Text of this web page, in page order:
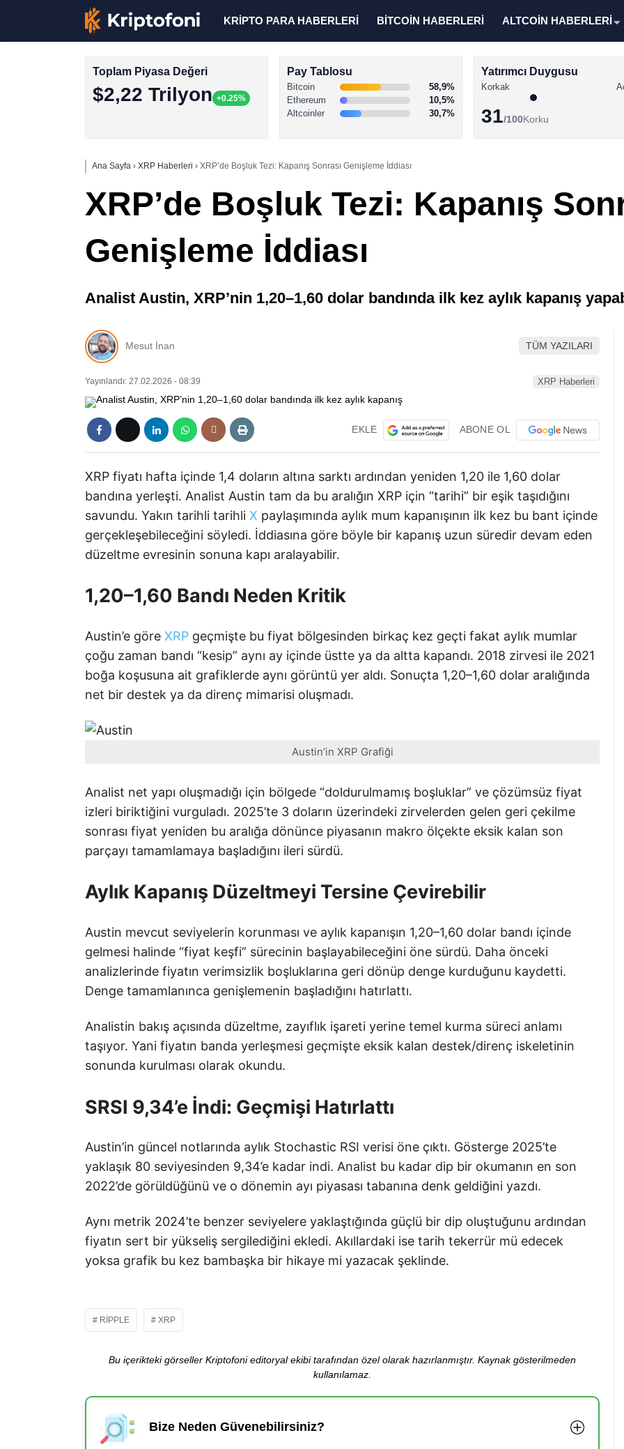
KRİPTO PARA HABERLERİ BİTCOİN HABERLERİ ALTCOİN HABERLERİ
Toplam Piyasa Değeri
$2,22 Trilyon +0.25%
Pay Tablosu
Bitcoin
58,9%
Ethereum
10,5%
Altcoinler
30,7%
Yatırımcı Duygusu
Korkak
31/100Korku
Ana Sayfa › XRP Haberleri › XRP’de Boşluk Tezi: Kapanış Sonrası Genişleme İddiası
XRP’de Boşluk Tezi: Kapanış
Genişleme İddiası
Analist Austin, XRP’nin 1,20–1,60 dolar bandında ilk kez aylık kapanış
Mesut İnan TÜM YAZILARI
Yayınlandı: 27.02.2026 - 08:39 XRP Haberleri
EKLE ABONE OL
XRP fiyatı hafta içinde 1,4 doların altına sarktı ardından yeniden 1,20 ile 1,60 dolar
bandına yerleşti. Analist Austin tam da bu aralığın XRP için “tarihi” bir eşik taşıdığını
savundu. Yakın tarihli tarihli X paylaşımında aylık mum kapanışının ilk kez bu bant içinde
gerçekleşebileceğini söyledi. İddiasına göre böyle bir kapanış uzun süredir devam eden
düzeltme evresinin sonuna kapı aralayabilir.
1,20–1,60 Bandı Neden Kritik
Austin’e göre XRP geçmişte bu fiyat bölgesinden birkaç kez geçti fakat aylık mumlar
çoğu zaman bandı “kesip” aynı ay içinde üstte ya da altta kapandı. 2018 zirvesi ile 2021
boğa koşusuna ait grafiklerde aynı görüntü yer aldı. Sonuçta 1,20–1,60 dolar aralığında
net bir destek ya da direnç mimarisi oluşmadı.
Austin’in XRP Grafiği
Analist net yapı oluşmadığı için bölgede “doldurulmamış boşluklar” ve çözümsüz fiyat
izleri biriktiğini vurguladı. 2025’te 3 doların üzerindeki zirvelerden gelen geri çekilme
sonrası fiyat yeniden bu aralığa dönünce piyasanın makro ölçekte eksik kalan son
parçayı tamamlamaya başladığını ileri sürdü.
Aylık Kapanış Düzeltmeyi Tersine Çevirebilir
Austin mevcut seviyelerin korunması ve aylık kapanışın 1,20–1,60 dolar bandı içinde
gelmesi halinde “fiyat keşfi” sürecinin başlayabileceğini öne sürdü. Daha önceki
analizlerinde fiyatın verimsizlik boşluklarına geri dönüp denge kurduğunu kaydetti.
Denge tamamlanınca genişlemenin başladığını hatırlattı.
Analistin bakış açısında düzeltme, zayıflık işareti yerine temel kurma süreci anlamı
taşıyor. Yani fiyatın banda yerleşmesi geçmişte eksik kalan destek/direnç iskeletinin
sonunda kurulması olarak okundu.
SRSI 9,34’e İndi: Geçmişi Hatırlattı
Austin’in güncel notlarında aylık Stochastic RSI verisi öne çıktı. Gösterge 2025’te
yaklaşık 80 seviyesinden 9,34’e kadar indi. Analist bu kadar dip bir okumanın en son
2022’de görüldüğünü ve o dönemin ayı piyasası tabanına denk geldiğini yazdı.
Aynı metrik 2024’te benzer seviyelere yaklaştığında güçlü bir dip oluştuğunu ardından
fiyatın sert bir yükseliş sergilediğini ekledi. Akıllardaki ise tarih tekerrür mü edecek
yoksa grafik bu kez bambaşka bir hikaye mi yazacak şeklinde.
RIPPLE XRP
Bu içerikteki görseller Kriptofoni editoryal ekibi tarafından özel olarak hazırlanmıştır. Kaynak gösterilmeden
kullanılamaz.
Bize Neden Güvenebilirsiniz?